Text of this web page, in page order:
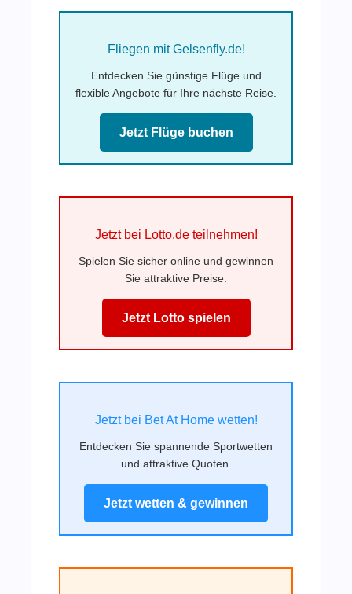
Fliegen mit Gelsenfly.de!
Entdecken Sie günstige Flüge und
flexible Angebote für Ihre nächste Reise.
Jetzt Flüge buchen
Jetzt bei Lotto.de teilnehmen!
Spielen Sie sicher online und gewinnen
Sie attraktive Preise.
Jetzt Lotto spielen
Jetzt bei Bet At Home wetten!
Entdecken Sie spannende Sportwetten
und attraktive Quoten.
Jetzt wetten & gewinnen